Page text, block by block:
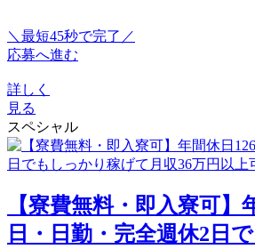
＼最短45秒で完了／
応募へ進む
詳しく
見る
スペシャル
【寮費無料・即入寮可】
日・日勤・完全週休2日